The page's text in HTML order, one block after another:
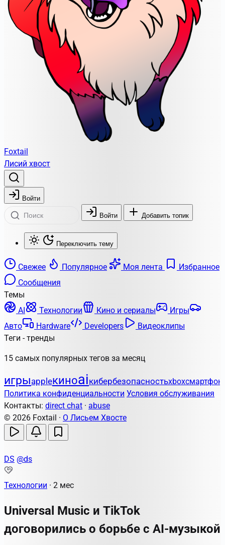
Foxtail
Лисий хвост
Войти
Войти Добавить топик
Переключить тему
Свежее Популярное Моя лента
Избранное
Сообщения
Темы
AI
Технологии Кино и сериалы
Игры
Авто
Hardware Developers
Видеоклипы
Теги - тренды
15 самых популярных тегов за месяц
игрыappleкиноaiкибербезопасностьxbox
Политика конфиденциальности Условия обслуживания
Контакты: direct chat · abuse
© 2026 Foxtail · О Лисьем Хвосте
DS @ds
Технологии · 2 мес
Universal Music и TikTok
договорились о борьбе с AI-музыкой